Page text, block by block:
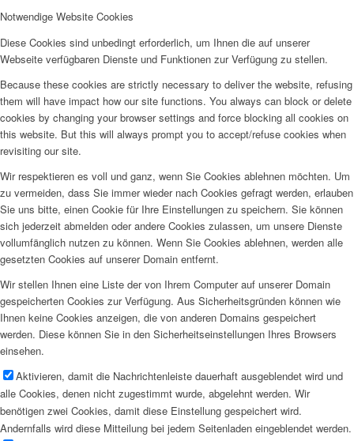
Notwendige Website Cookies
Diese Cookies sind unbedingt erforderlich, um Ihnen die auf unserer
Webseite verfügbaren Dienste und Funktionen zur Verfügung zu stellen.
Because these cookies are strictly necessary to deliver the website, refusing
them will have impact how our site functions. You always can block or delete
cookies by changing your browser settings and force blocking all cookies on
this website. But this will always prompt you to accept/refuse cookies when
revisiting our site.
Wir respektieren es voll und ganz, wenn Sie Cookies ablehnen möchten. Um
zu vermeiden, dass Sie immer wieder nach Cookies gefragt werden, erlauben
Sie uns bitte, einen Cookie für Ihre Einstellungen zu speichern. Sie können
sich jederzeit abmelden oder andere Cookies zulassen, um unsere Dienste
vollumfänglich nutzen zu können. Wenn Sie Cookies ablehnen, werden alle
gesetzten Cookies auf unserer Domain entfernt.
Wir stellen Ihnen eine Liste der von Ihrem Computer auf unserer Domain
gespeicherten Cookies zur Verfügung. Aus Sicherheitsgründen können wie
Ihnen keine Cookies anzeigen, die von anderen Domains gespeichert
werden. Diese können Sie in den Sicherheitseinstellungen Ihres Browsers
einsehen.
Aktivieren, damit die Nachrichtenleiste dauerhaft ausgeblendet wird und
alle Cookies, denen nicht zugestimmt wurde, abgelehnt werden. Wir
benötigen zwei Cookies, damit diese Einstellung gespeichert wird.
Andernfalls wird diese Mitteilung bei jedem Seitenladen eingeblendet werden.